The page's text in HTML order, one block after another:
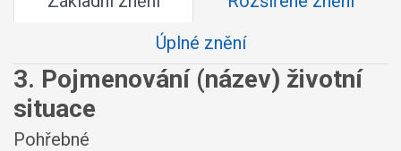
Úplné znění
3. Pojmenování (název) životní
situace
Pohřebné